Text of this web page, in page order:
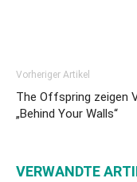
Vorheriger Artikel
The Offspring zeigen
„Behind Your Walls“
VERWANDTE